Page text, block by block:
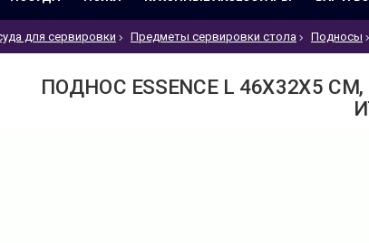
для сервировки Предметы сервировки стола Подносы
ПОДНОС ESSENCE L 46Х32Х5